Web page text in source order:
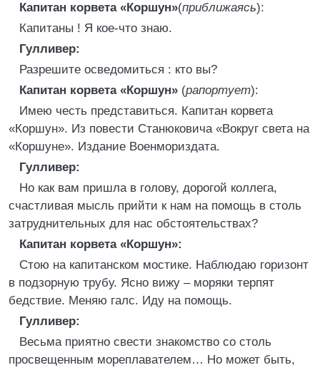
Капитан корвета «Коршун»(приближаясь):
Капитаны ! Я кое-что знаю.
Гулливер:
Разрешите осведомиться : кто вы?
Капитан корвета «Коршун» (рапортует):
Имею честь представиться. Капитан корвета
«Коршун». Из повести Станюковича «Вокруг света на
«Коршуне». Издание Военмориздата.
Гулливер:
Но как вам пришла в голову, дорогой коллега,
счастливая мысль прийти к нам на помощь в столь
затруднительных для нас обстоятельствах?
Капитан корвета «Коршун»:
Стою на капитанском мостике. Наблюдаю горизонт
в подзорную трубу. Ясно вижу – моряки терпят
бедствие. Меняю галс. Иду на помощь.
Гулливер:
Весьма приятно свести знакомство со столь
просвещенным мореплавателем… Но может быть,